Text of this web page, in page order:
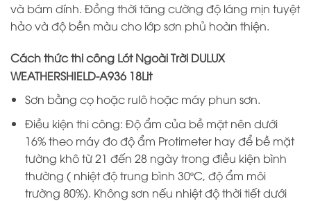
và bám dính. Đồng thời tăng cường độ láng mịn tuyệt
hảo và độ bền màu cho lớp sơn phủ hoàn thiện.
Cách thức thi công Lót Ngoài Trời DULUX
WEATHERSHIELD-A936 18Lit
Sơn bằng cọ hoặc rulô hoặc máy phun sơn.
Điều kiện thi công: Độ ẩm của bề mặt nên dưới
16% theo máy đo độ ẩm Protimeter hay để bề mặt
tường khô từ 21 đến 28 ngày trong điều kiện bình
thường ( nhiệt độ trung bình 30ºC, độ ẩm môi
trường 80%). Không sơn nếu nhiệt độ thời tiết dưới